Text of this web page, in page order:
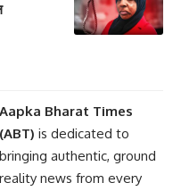
Aapka Bharat Times
(ABT) is dedicated to
bringing authentic, ground
reality news from every